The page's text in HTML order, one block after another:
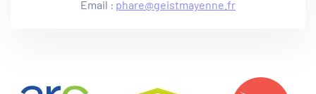
Email : phare@geistmayenne.fr